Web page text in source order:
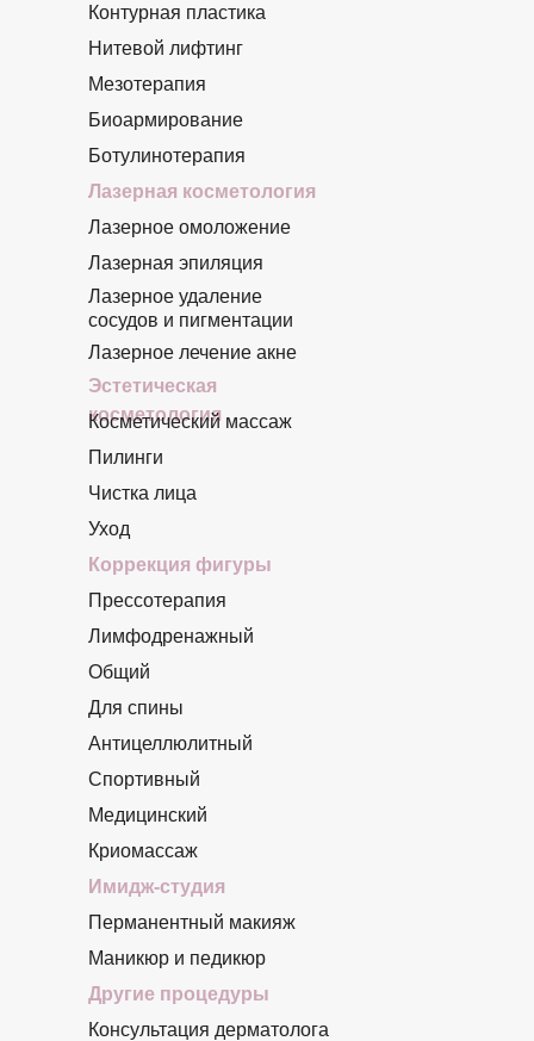
Эстетическая
косметология
Коррекция фигуры
Имидж-студия
Другие процедуры
Пилинги
Прессотерапия
Общий
Для спины
Антицеллюлитный
Спортивный
Медицинский
Криомассаж
Перманентный макияж
Маникюр и педикюр
Консультация дерматолога
Чистка лица
Контурная пластика
Нитевой лифтинг
Мезотерапия
Биоармирование
Ботулинотерапия
Косметический массаж
Уход
Лазерная косметология
Лазерное омоложение
Лазерная эпиляция
Лазерное удаление
сосудов и пигментации
Лазерное лечение акне
Лимфодренажный